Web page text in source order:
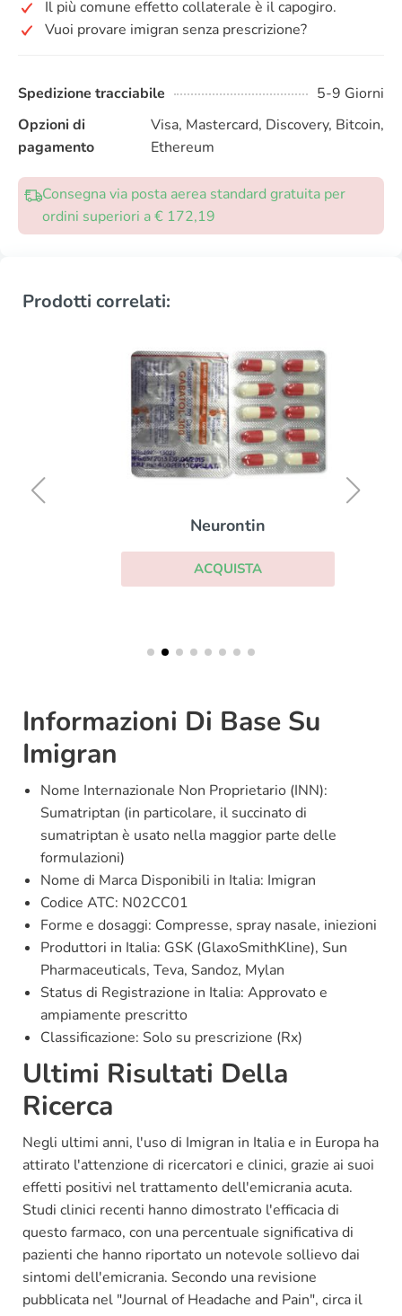
Il più comune effetto collaterale è il capogiro.
Vuoi provare imigran senza prescrizione?
Spedizione tracciabile
5-9 Giorni
Opzioni di
pagamento
Visa, Mastercard, Discovery, Bitcoin,
Ethereum
Consegna via posta aerea standard gratuita per
ordini superiori a € 172,19
Prodotti correlati:
Neurontin
ACQUISTA
Informazioni Di Base Su
Imigran
Nome Internazionale Non Proprietario (INN):
Sumatriptan (in particolare, il succinato di
sumatriptan è usato nella maggior parte delle
formulazioni)
Nome di Marca Disponibili in Italia: Imigran
Codice ATC: N02CC01
Forme e dosaggi: Compresse, spray nasale, iniezioni
Produttori in Italia: GSK (GlaxoSmithKline), Sun
Pharmaceuticals, Teva, Sandoz, Mylan
Status di Registrazione in Italia: Approvato e
ampiamente prescritto
Classificazione: Solo su prescrizione (Rx)
Ultimi Risultati Della
Ricerca
Negli ultimi anni, l'uso di Imigran in Italia e in Europa ha
attirato l'attenzione di ricercatori e clinici, grazie ai suoi
effetti positivi nel trattamento dell'emicrania acuta.
Studi clinici recenti hanno dimostrato l'efficacia di
questo farmaco, con una percentuale significativa di
pazienti che hanno riportato un notevole sollievo dai
sintomi dell'emicrania. Secondo una revisione
pubblicata nel "Journal of Headache and Pain", circa il